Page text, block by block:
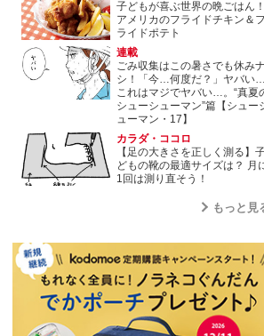
子どもが喜ぶ世界の晩ごはん！
アメリカのフライドチキン＆フ
ライドポテト
連載
ごみ収集はこの暑さでも休みナ
シ！「今…何度だ？」ヤバい…
これはマジでヤバい…。“真夏
シューシューマン”篇【シュー
ューマン・17】
カラダ・ココロ
【足の大きさを正しく測る】
どもの靴の最適サイズは？ 月
1回は測り直そう！
もっと見